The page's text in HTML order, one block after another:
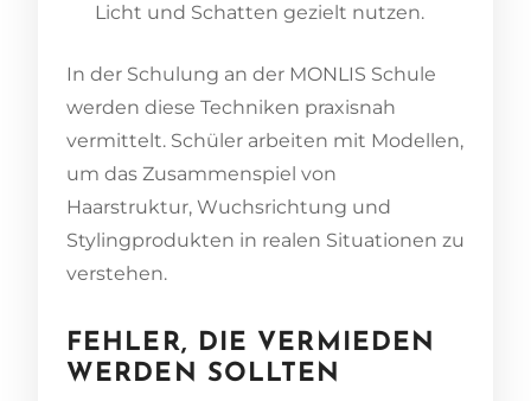
Licht und Schatten gezielt nutzen.
In der Schulung an der MONLIS Schule
werden diese Techniken praxisnah
vermittelt. Schüler arbeiten mit Modellen,
um das Zusammenspiel von
Haarstruktur, Wuchsrichtung und
Stylingprodukten in realen Situationen zu
verstehen.
FEHLER, DIE VERMIEDEN
WERDEN SOLLTEN